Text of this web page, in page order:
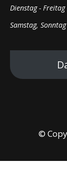
Dienstag -
Samstag,
©